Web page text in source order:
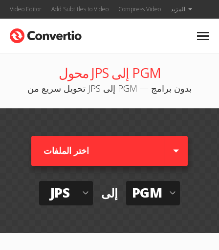
Video Editor Add Subtitles to Video Compress Video المزيد
محول JPS إلى PGM
تحويل سريع من JPS إلى PGM — بدون برامج
اختر الملفات
JPS إلى PGM